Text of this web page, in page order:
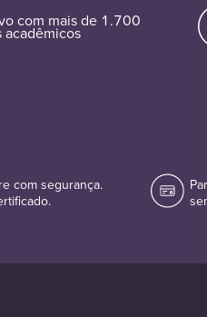
com mais de 1.700
acadêmicos
com segurança.